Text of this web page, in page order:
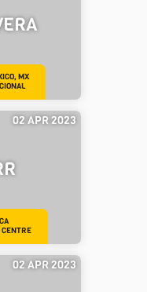
MX
02 APR 2023
02 APR 2023